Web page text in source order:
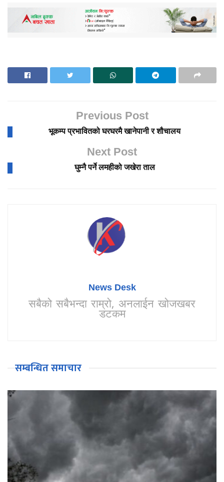
Previous Post
भूकम्प प्रभावितको घरघरमै खानेपानी र शौचालय
Next Post
घुम्नै पर्ने लमहीको जखेरा ताल
News Desk
सबैको सबैभन्दा राम्रो, अनलाईन खोजखबर
डटकम
सम्बन्धित समाचार